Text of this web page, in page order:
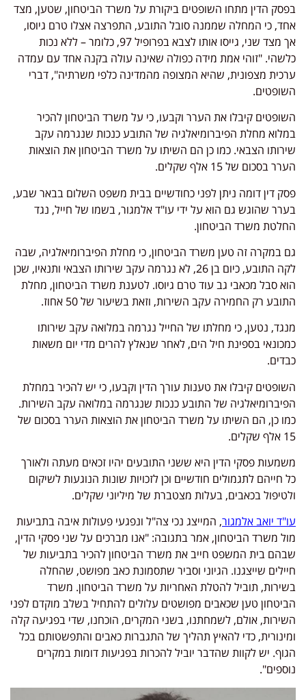
בפסק הדין מתחו השופטים ביקורת על משרד הביטחון, שטען, מצד
אחד, כי המחלה שממנה סובל התובע, התפרצה אצלו טרם גיוסו,
אך מצד שני, גייסו אותו לצבא בפרופיל 97, כלומר – ללא נכות
כלשהי. "זוהי אמת מידה כפולה שאינה עולה בקנה אחד עם עמדה
ערכית מצפונית, שהיא המצופה מהמדינה כלפי משרתיה", דברי
השופטים.
השופטים קיבלו את הערר וקבעו, כי על משרד הביטחון להכיר
במלוא מחלת הפיברומיאלגיה של התובע כנכות שנגרמה עקב
שירותו הצבאי. כמו כן הם השיתו על משרד הביטחון את הוצאות
הערר בסכום של 15 אלף שקלים.
פסק דין דומה ניתן לפני כחודשיים בבית משפט השלום בבאר שבע,
בערר שהוגש גם הוא על ידי עו"ד אלמגור, בשמו של חייל, נגד
החלטת משרד הביטחון.
גם במקרה זה טען משרד הביטחון, כי מחלת הפיברומיאלגיה, שבה
לקה התובע, כיום בן 26, לא נגרמה עקב שירותו הצבאי ותנאיו, שכן
הוא סבל מכאבי גב עוד טרם גיוסו. לטענת משרד הביטחון, מחלת
התובע רק החמירה עקב השירות, וזאת בשיעור של 50 אחוז.
מנגד, נטען, כי מחלתו של החייל נגרמה במלואה עקב שירותו
כמכונאי בספינת חיל הים, לאחר שנאלץ להרים מדי יום משאות
כבדים.
השופטים קיבלו את טענות עורך הדין וקבעו, כי יש להכיר במחלת
הפיברומיאלגיה של התובע כנכות שנגרמה במלואה עקב השירות.
כמו כן, הם השיתו על משרד הביטחון את הוצאות הערר בסכום של
15 אלף שקלים.
משמעות פסקי הדין היא ששני התובעים יהיו זכאים מעתה ולאורך
כל חייהם לתגמולים חודשיים וכן לזכויות שונות הנוגעות לשיקום
ולטיפול בכאבים, בעלות מצטברת של מיליוני שקלים.
עו"ד יואב אלמגור, המייצג נכי צה"ל ונפגעי פעולות איבה בתביעות
מול משרד הביטחון, אמר בתגובה: "אנו מברכים על שני פסקי הדין,
שבהם בית המשפט חייב את משרד הביטחון להכיר בתביעות של
חיילים שייצגנו. הגיוני וסביר שתסמונת כאב מפושט, שהחלה
בשירות, תוביל להטלת האחריות על משרד הביטחון. משרד
הביטחון טען שכאבים מפושטים עלולים להתחיל בשלב מוקדם לפני
השירות, אולם, לשמחתנו, בשני המקרים, הוכחנו, שדי בפגיעה קלה
ומינורית, כדי להאיץ תהליך של התגברות כאבים והתפשטותם בכל
הגוף. יש לקוות שהדבר יוביל להכרות בפגיעות דומות במקרים
נוספים".